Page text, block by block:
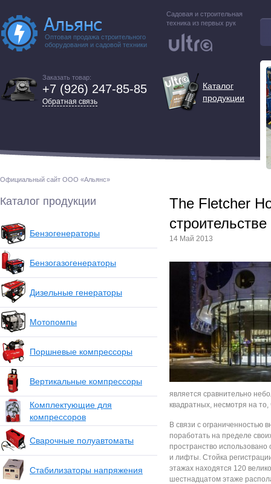
Оптовая продажа строительного
оборудования и садовой техники
Садовая и строительная
техника из первых рук
Заказать товар:
+7 (926) 247-85-85
Обратная связь
Каталог
продукции
Официальный сайт ООО «Альянс»
Каталог продукции
Бензогенераторы
Бензогазогенераторы
Дизельные генераторы
Мотопомпы
Поршневые компрессоры
Вертикальные компрессоры
Комплектующие для
компрессоров
Сварочные полуавтоматы
Стабилизаторы напряжения
The Fletcher
14 Май 2013
является сравнительно
квадратных, несмотря на
В связи с ограниченностью
поработать на пределе
пространство
и лифты. Стойка
этажах находятся 120
шестнадцатом этаже